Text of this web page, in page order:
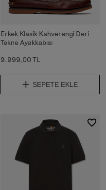
Erkek Klasik Kahverengi Deri
Tekne Ayakkabısı
9.999,00 TL
SEPETE EKLE